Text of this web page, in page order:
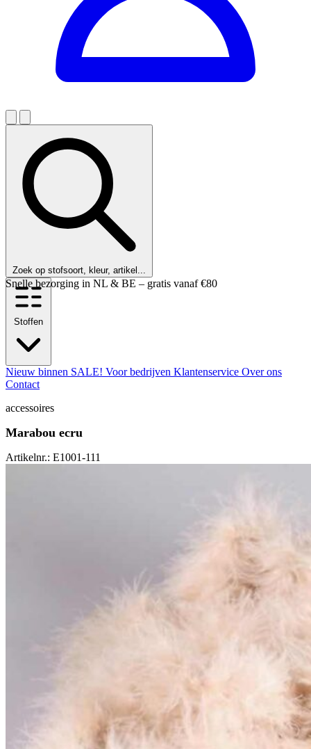
Zoek op stofsoort, kleur, artikel...
Klanten beoordelen ons met een 9,6!
Stoffen
Nieuw binnen SALE! Voor bedrijven Klantenservice Over ons
Contact
accessoires
Marabou ecru
Artikelnr.: E1001-111